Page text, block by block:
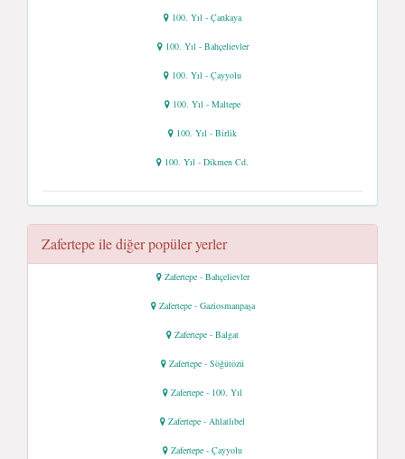
100. Yıl - Çankaya
100. Yıl - Bahçelievler
100. Yıl - Çayyolu
100. Yıl - Maltepe
100. Yıl - Birlik
100. Yıl - Dikmen Cd.
Zafertepe ile diğer popüler yerler
Zafertepe - Bahçelievler
Zafertepe - Gaziosmanpaşa
Zafertepe - Balgat
Zafertepe - Söğütözü
Zafertepe - 100. Yıl
Zafertepe - Ahlatlıbel
Zafertepe - Çayyolu